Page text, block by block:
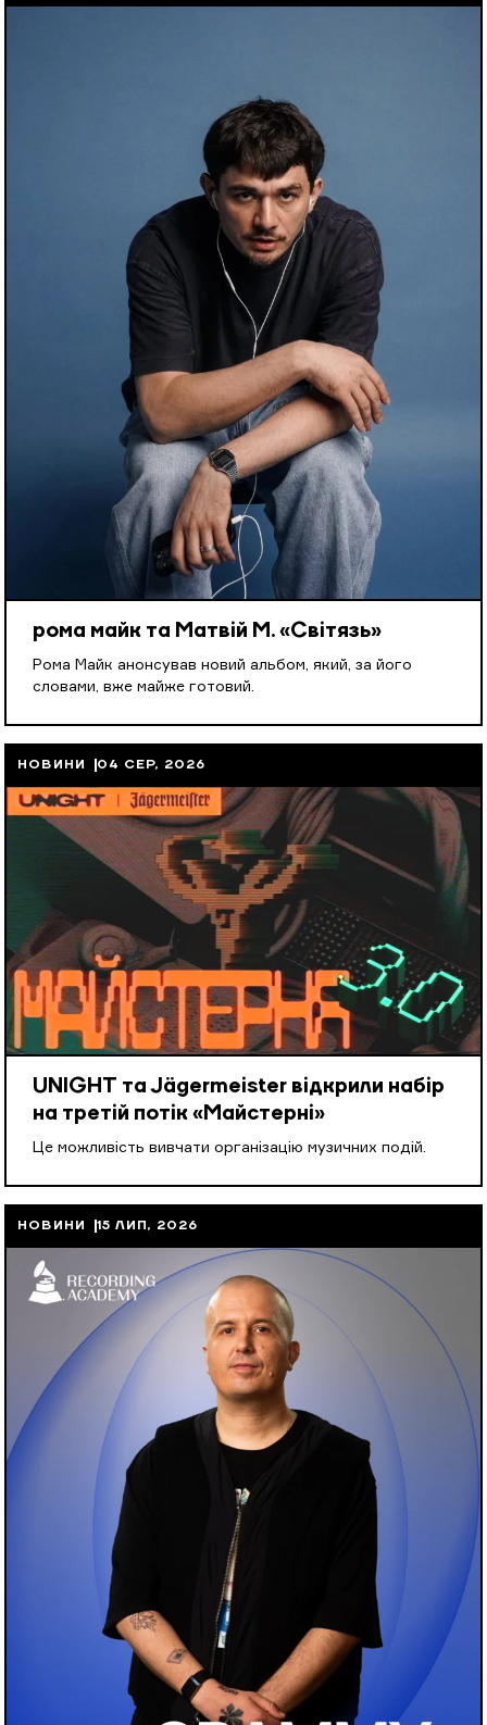
рома майк та Матвій М. «Світязь»
Рома Майк анонсував новий альбом, який, за його
словами, вже майже готовий.
НОВИНИ 04 СЕР, 2026
UNIGHT та Jägermeister відкрили набір
на третій потік «Майстерні»
Це можливість вивчати організацію музичних подій.
НОВИНИ 15 ЛИП, 2026